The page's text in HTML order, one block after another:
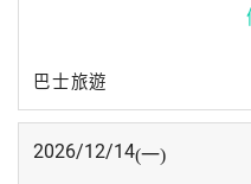
巴士旅遊
2026/12/14(一)